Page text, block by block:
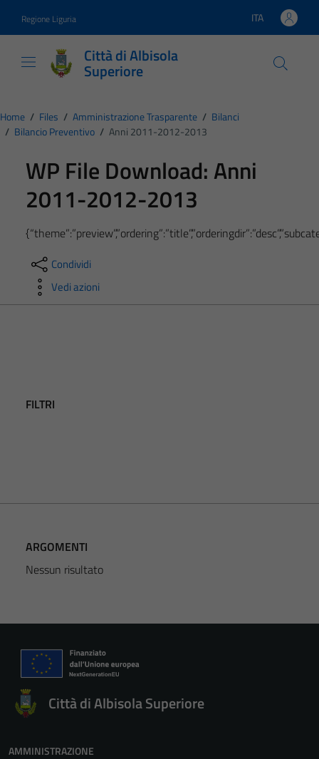
Regione Liguria Lingua attiva:
ITA
Città di Albisola
Superiore
Home / Files / Amministrazione Trasparente / Bilanci
/ Bilancio Preventivo / Anni 2011-2012-2013
WP File Download: Anni
2011-2012-2013
Condividi
Vedi azioni
FILTRI
ARGOMENTI
Nessun risultato
Città di Albisola Superiore
AMMINISTRAZIONE